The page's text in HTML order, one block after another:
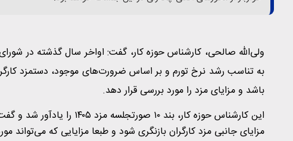
ولی‌الله صالحی، کارشناس حوزه کار، گفت: اواخر سال گذشته در
به تناسب رشد نرخ تورم و بر اساس ضرورت‌های موجود، دستمزد
باشد و مزایای مزد را مورد بررسی قرار دهد.
این کارشناس حوزه کار، بند
مزایای جانبی مزد کارگران بازنگری شود و طبعا مزایایی که